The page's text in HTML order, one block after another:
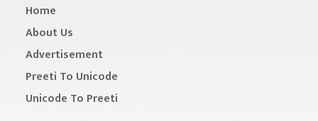
Home
About Us
Advertisement
Preeti To Unicode
Unicode To Preeti